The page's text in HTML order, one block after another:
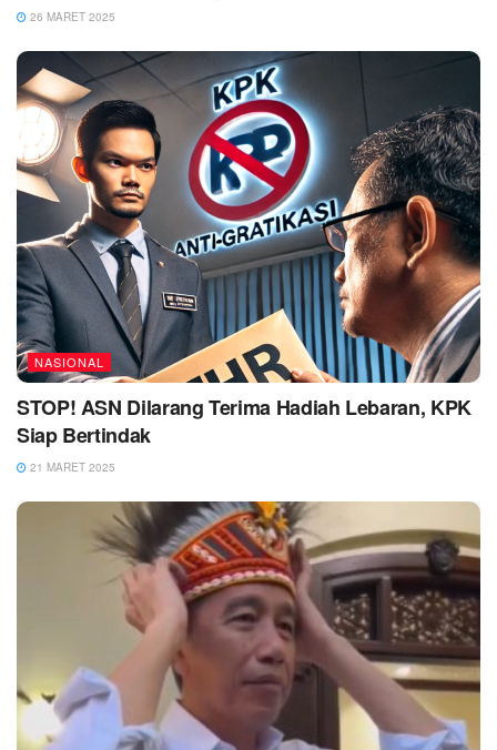
26 MARET 2025
NASIONAL
STOP! ASN Dilarang Terima Hadiah Lebaran, KPK
Siap Bertindak
21 MARET 2025